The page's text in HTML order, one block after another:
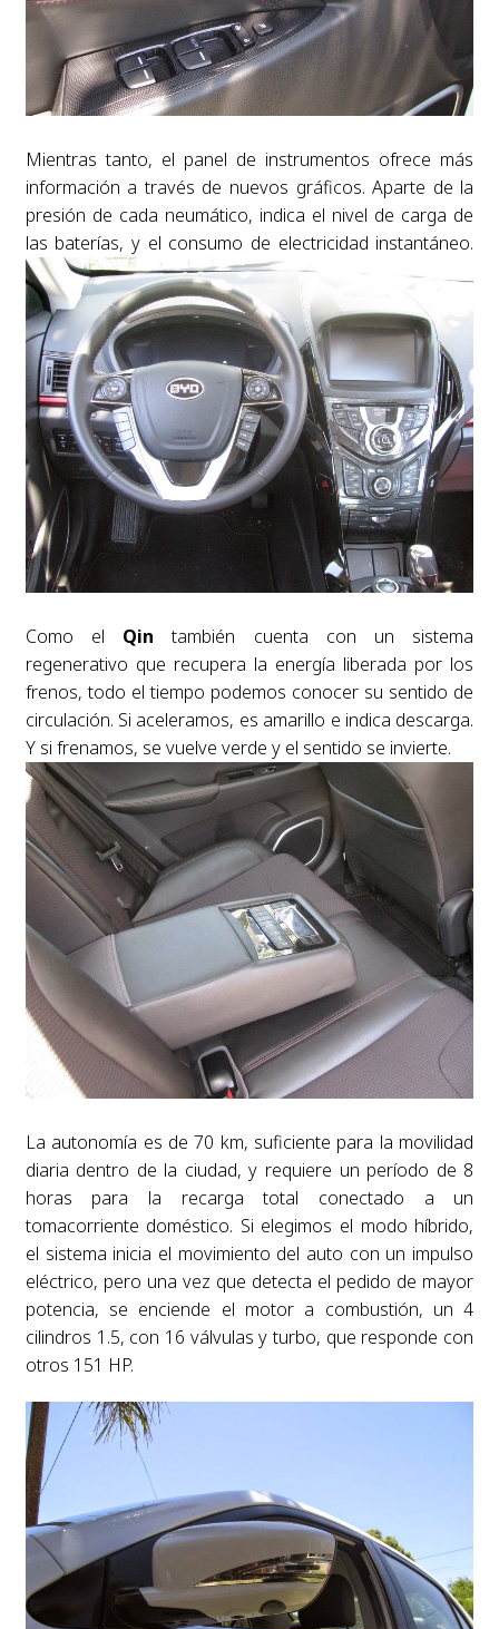
Mientras tanto, el panel de instrumentos ofrece más
información a través de nuevos gráficos. Aparte de la
presión de cada neumático, indica el nivel de carga de
las baterías, y el consumo de electricidad instantáneo.
Como el Qintambién cuenta con un sistema
regenerativo que recupera la energía liberada por los
frenos, todo el tiempo podemos conocer su sentido de
circulación. Si aceleramos, es amarillo e indica descarga.
Y si frenamos, se vuelve verde y el sentido se invierte.
La autonomía es de 70 km, suficiente para la movilidad
diaria dentro de la ciudad, y requiere un período de 8
horas para la recarga total conectado a un
tomacorriente doméstico. Si elegimos el modo híbrido,
el sistema inicia el movimiento del auto con un impulso
eléctrico, pero una vez que detecta el pedido de mayor
potencia, se enciende el motor a combustión, un 4
cilindros 1.5, con 16 válvulas y turbo, que responde con
otros 151 HP.